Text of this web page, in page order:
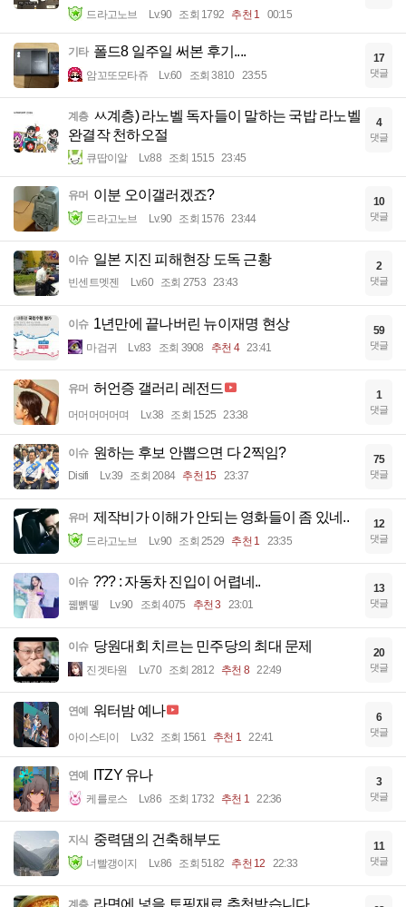
드라고노브 Lv.90 조회 1792 추천 1 00:15
기타 폴드8 일주일 써본 후기....
암꼬또모타쥬 Lv.60 조회 3810 23:55
17
댓글
계층 ㅆ계층) 라노벨 독자들이 말하는 국밥 라노벨
완결작 천하오절
큐땁이알 Lv.88 조회 1515 23:45
4
댓글
유머 이분 오이갤러겠죠?
드라고노브 Lv.90 조회 1576 23:44
10
댓글
이슈 일본 지진 피해현장 도독 근황
빈센트멧젠 Lv.60 조회 2753 23:43
2
댓글
이슈 1년만에 끝나버린 뉴이재명 현상
마검귀 Lv.83 조회 3908 추천 4 23:41
59
댓글
유머 허언증 갤러리 레전드
머머머머머며 Lv.38 조회 1525 23:38
1
댓글
이슈 원하는 후보 안뽑으면 다 2찍임?
Disifi Lv.39 조회 2084 추천 15 23:37
75
댓글
유머 제작비가 이해가 안되는 영화들이 좀 있네..
드라고노브 Lv.90 조회 2529 추천 1 23:35
12
댓글
이슈 ??? : 자동차 진입이 어렵네..
꿻뻵뗗 Lv.90 조회 4075 추천 3 23:01
13
댓글
이슈 당원대회 치르는 민주당의 최대 문제
진겟타원 Lv.70 조회 2812 추천 8 22:49
20
댓글
연예 워터밤 예나
아이스티이 Lv.32 조회 1561 추천 1 22:41
6
댓글
연예 ITZY 유나
케를로스 Lv.86 조회 1732 추천 1 22:36
3
댓글
지식 중력댐의 건축해부도
너빨갱이지 Lv.86 조회 5182 추천 12 22:33
11
댓글
계층 라면에 넣을 토핑재료 추천받습니다